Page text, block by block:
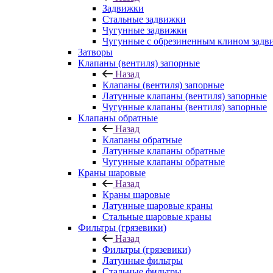
Задвижки
Стальные задвижки
Чугунные задвижки
Чугунные с обрезиненным клином
Затворы
Клапаны (вентиля) запорные
Назад
Клапаны (вентиля) запорные
Латунные клапаны (вентиля) запорные
Чугунные клапаны (вентиля) запорные
Клапаны обратные
Назад
Клапаны обратные
Латунные клапаны обратные
Чугунные клапаны обратные
Краны шаровые
Назад
Краны шаровые
Латунные шаровые краны
Стальные шаровые краны
Фильтры (грязевики)
Назад
Фильтры (грязевики)
Латунные фильтры